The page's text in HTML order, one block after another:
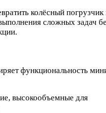
колёсный погрузчик
сложных задач
функциональность
высокообъемные для